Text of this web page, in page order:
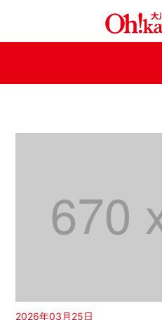
2026年03月25日